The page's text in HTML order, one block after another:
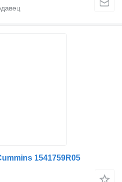
1541759R05